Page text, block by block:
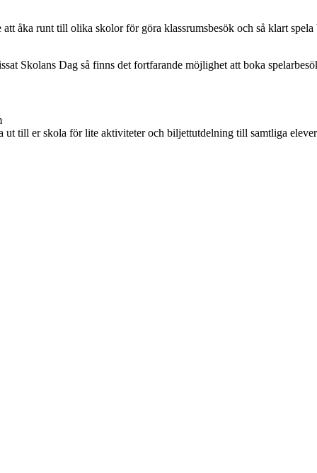
åka runt till olika skolor för göra klassrumsbesök och så klart
Skolans Dag så finns det fortfarande möjlighet att boka
ut till er skola för lite aktiviteter och biljettutdelning till samtliga